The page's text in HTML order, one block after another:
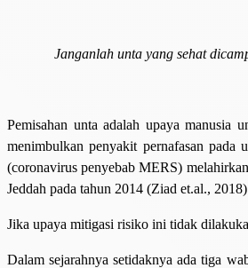
Janganlah unta yang sehat
Pemisahan unta adalah upaya manusia
menimbulkan penyakit pernafasan pada
(coronavirus penyebab MERS)
Jeddah pada tahun 2014 (Ziad et.al.,
Jika upaya mitigasi risiko ini tidak
Dalam sejarahnya setidaknya ada tiga